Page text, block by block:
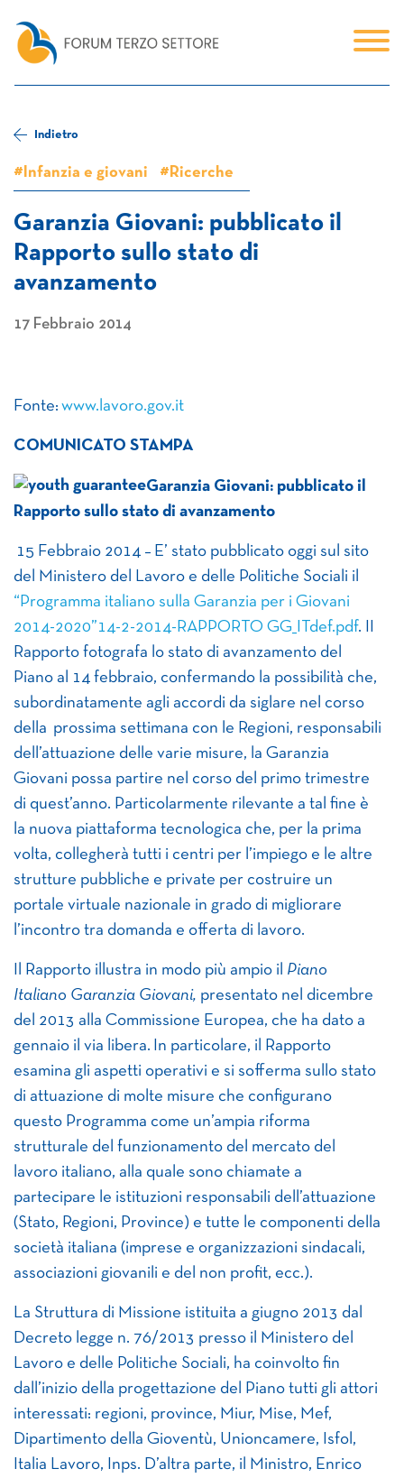
Indietro
#Infanzia e giovani #Ricerche
Garanzia Giovani: pubblicato il
Rapporto sullo stato di
avanzamento
17 Febbraio 2014
Fonte: www.lavoro.gov.it
COMUNICATO STAMPA
Garanzia Giovani: pubblicato il
Rapporto sullo stato di avanzamento
15 Febbraio 2014 – E’ stato pubblicato oggi sul sito
del Ministero del Lavoro e delle Politiche Sociali il
“Programma italiano sulla Garanzia per i Giovani
2014-2020”14-2-2014-RAPPORTO GG_ITdef.pdf. II
Rapporto fotografa lo stato di avanzamento del
Piano al 14 febbraio, confermando la possibilità che,
subordinatamente agli accordi da siglare nel corso
della prossima settimana con le Regioni, responsabili
dell’attuazione delle varie misure, la Garanzia
Giovani possa partire nel corso del primo trimestre
di quest’anno. Particolarmente rilevante a tal fine è
la nuova piattaforma tecnologica che, per la prima
volta, collegherà tutti i centri per l’impiego e le altre
strutture pubbliche e private per costruire un
portale virtuale nazionale in grado di migliorare
l’incontro tra domanda e offerta di lavoro.
Il Rapporto illustra in modo più ampio il Piano
Italiano Garanzia Giovani, presentato nel dicembre
del 2013 alla Commissione Europea, che ha dato a
gennaio il via libera. In particolare, il Rapporto
esamina gli aspetti operativi e si sofferma sullo stato
di attuazione di molte misure che configurano
questo Programma come un’ampia riforma
strutturale del funzionamento del mercato del
lavoro italiano, alla quale sono chiamate a
partecipare le istituzioni responsabili dell’attuazione
(Stato, Regioni, Province) e tutte le componenti della
società italiana (imprese e organizzazioni sindacali,
associazioni giovanili e del non profit, ecc.).
La Struttura di Missione istituita a giugno 2013 dal
Decreto legge n. 76/2013 presso il Ministero del
Lavoro e delle Politiche Sociali, ha coinvolto fin
dall’inizio della progettazione del Piano tutti gli attori
interessati: regioni, province, Miur, Mise, Mef,
Dipartimento della Gioventù, Unioncamere, Isfol,
Italia Lavoro, Inps. D’altra parte, il Ministro, Enrico